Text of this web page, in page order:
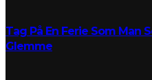
Tag På En Ferie Som Man
Glemme